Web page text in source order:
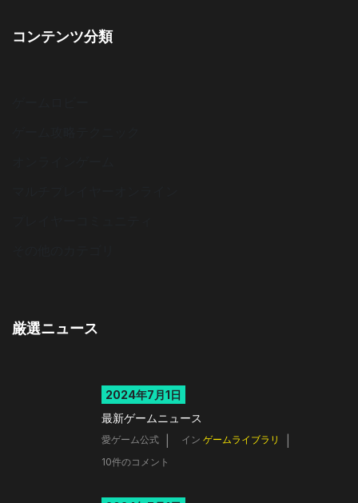
コンテンツ分類
厳選ニュース
2024年7月1日
最新ゲームニュース
愛ゲーム公式 イン ゲームライブラリ
10件のコメント